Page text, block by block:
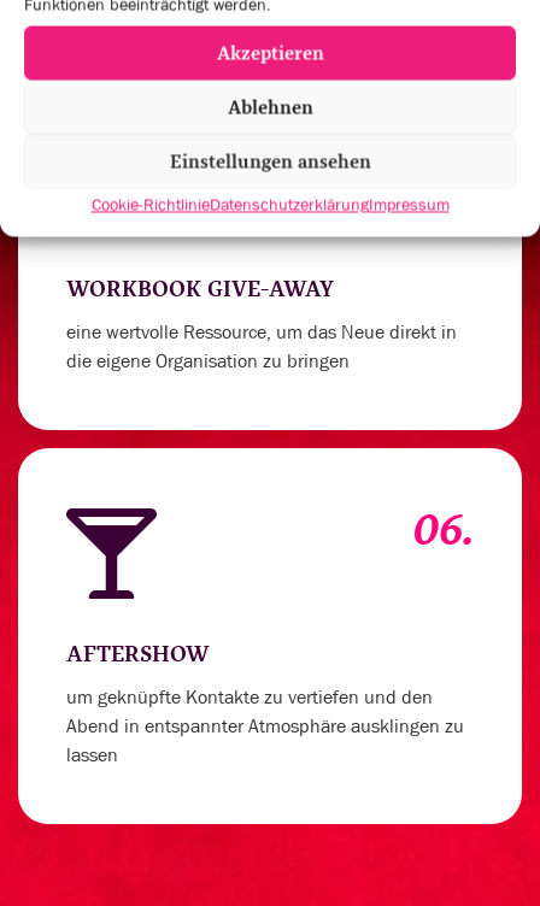
Akzeptieren
Ablehnen
Einstellungen ansehen
Cookie-RichtlinieDatenschutzerklärungImpressum
WORKBOOK GIVE-AWAY
eine wertvolle Ressource, um das Neue direkt in
die eigene Organisation zu bringen
06.
AFTERSHOW
um geknüpfte Kontakte zu vertiefen und den
Abend in entspannter Atmosphäre ausklingen zu
lassen